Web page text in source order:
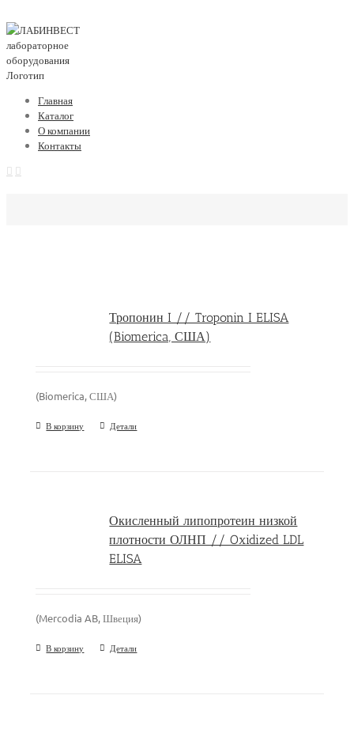
Главная
Каталог
О компании
Контакты
Тропонин I // Troponin I ELISA
(Biomerica, США)
(Biomerica, США)
В корзину Детали
Окисленный липопротеин низкой
плотности ОЛНП // Oxidized LDL
ELISA
(Mercodia AB, Швеция)
В корзину Детали